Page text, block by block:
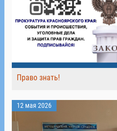
Право знать!
12 мая 2026